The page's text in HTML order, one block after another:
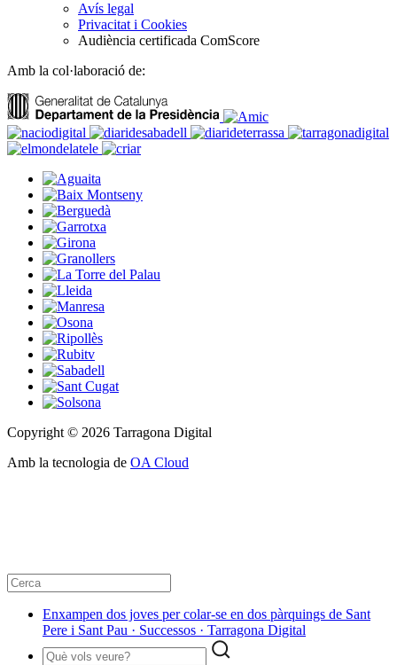
Avís legal
Privacitat i Cookies
Audiència certificada ComScore
Amb la col·laboració de:
Copyright © 2026 Tarragona Digital
Amb la tecnologia de OA Cloud
Enxampen dos joves per colar-se en dos pàrquings de Sant
Pere i Sant Pau · Successos · Tarragona Digital